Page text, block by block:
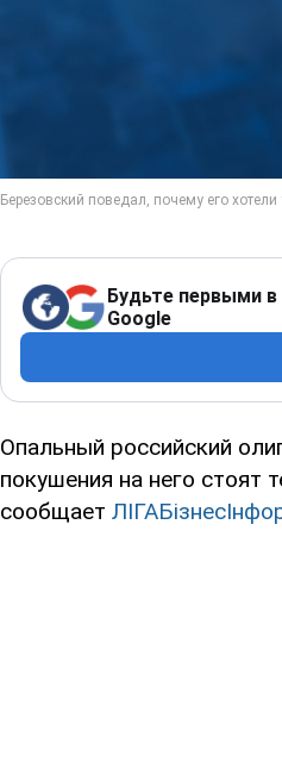
Будьте первыми в
Google
Опальный российский
покушения на него стоят
сообщает